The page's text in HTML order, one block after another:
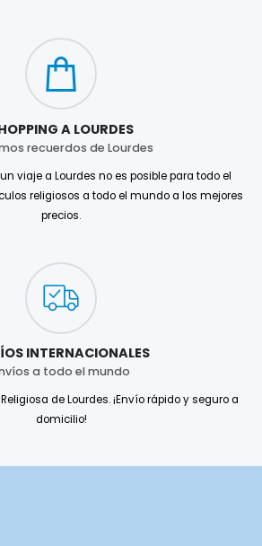
A LOURDES
recuerdos de Lourdes
viaje a Lourdes no es posible para todo el
religiosos a todo el mundo a los mejores
precios.
INTERNACIONALES
a todo el mundo
de Lourdes. ¡Envío rápido y seguro a
domicilio!